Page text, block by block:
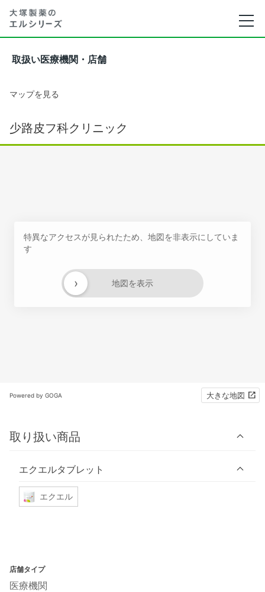
取扱い医療機関・店舗
マップを見る
少路皮フ科クリニック
特異なアクセスが見られたため、地図を非表示にしていま
す
地図を表示
›
Powered by GOGA 大きな地図
取り扱い商品
エクエルタブレット
エクエル
店舗タイプ
医療機関